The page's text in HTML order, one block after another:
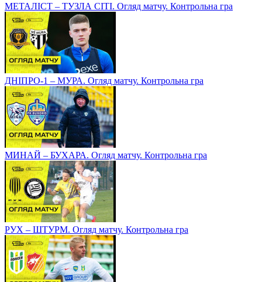
МЕТАЛІСТ – ТУЗЛА СІТІ. Огляд матчу. Контрольна гра
ДНІПРО-1 – МУРА. Огляд матчу. Контрольна гра
МИНАЙ – БУХАРА. Огляд матчу. Контрольна гра
РУХ – ШТУРМ. Огляд матчу. Контрольна гра